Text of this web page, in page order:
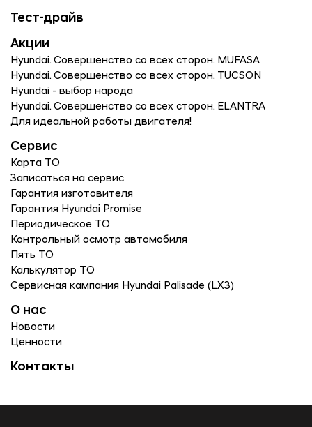
Тест-драйв
Акции
Hyundai. Совершенство со всех сторон. MUFASA
Hyundai. Совершенство со всех сторон. TUCSON
Hyundai - выбор народа
Hyundai. Совершенство со всех сторон. ELANTRA
Для идеальной работы двигателя!
Сервис
Карта ТО
Записаться на сервис
Гарантия изготовителя
Гарантия Hyundai Promise
Периодическое ТО
Контрольный осмотр автомобиля
Пять ТО
Калькулятор ТО
Сервисная кампания Hyundai Palisade (LX3)
О нас
Новости
Ценности
Контакты